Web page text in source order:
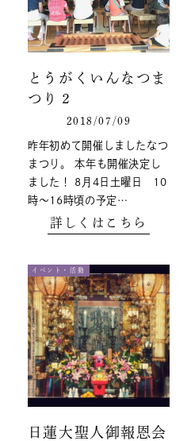
とうがくいんなつま
つり２
2018/07/09
昨年初めて開催しましたなつ
まつり。 本年も開催決定し
ました！ 8月4日土曜日 10
時〜16時頃の予定…
詳しくはこちら
イベント・活動
日蓮大聖人御報恩会